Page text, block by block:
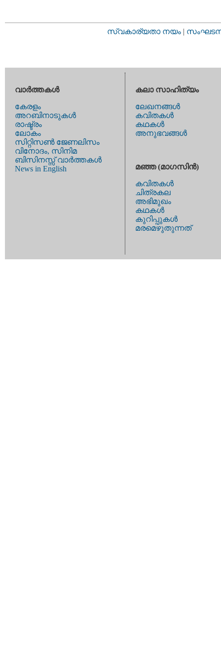
സ്വകാര്യതാ നയം |
വാര്‍ത്തകള്‍
കേരളം
അറബിനാടുകള്‍
രാഷ്ട്രം
ലോകം
സിറ്റിസണ്‍ ജേണലിസം
വിനോദം, സിനിമ
ബിസിനസ്സ് വാര്‍ത്തകള്‍
News in English
കലാ സാഹിത്യം
ലേഖനങ്ങള്‍
കവിതകള്‍
കഥകള്‍
അനുഭവങ്ങള്‍
മഞ്ഞ (മാഗസിന്‍)
കവിതകള്‍
ചിത്രകല
അഭിമുഖം
കഥകള്‍
കുറിപ്പുകള്‍
മരമെഴുതുന്നത്